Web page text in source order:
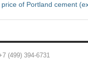
of Portland cement
(499) 394-6731